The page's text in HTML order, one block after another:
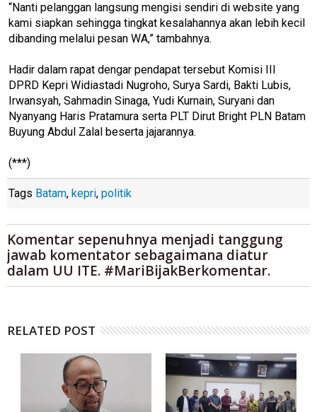
“Nanti pelanggan langsung mengisi sendiri di website yang
kami siapkan sehingga tingkat kesalahannya akan lebih kecil
dibanding melalui pesan WA,” tambahnya.
Hadir dalam rapat dengar pendapat tersebut Komisi III
DPRD Kepri Widiastadi Nugroho, Surya Sardi, Bakti Lubis,
Irwansyah, Sahmadin Sinaga, Yudi Kurnain, Suryani dan
Nyanyang Haris Pratamura serta PLT Dirut Bright PLN Batam
Buyung Abdul Zalal beserta jajarannya.
(***)
Tags Batam, kepri, politik
Komentar sepenuhnya menjadi tanggung
jawab komentator sebagaimana diatur
dalam UU ITE. #MariBijakBerkomentar.
RELATED POST